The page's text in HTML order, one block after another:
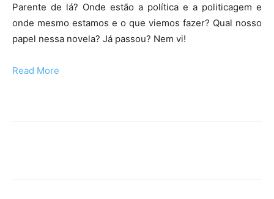
Parente de lá? Onde estão a política e a politicagem e
onde mesmo estamos e o que viemos fazer? Qual nosso
papel nessa novela? Já passou? Nem vi!
Read More